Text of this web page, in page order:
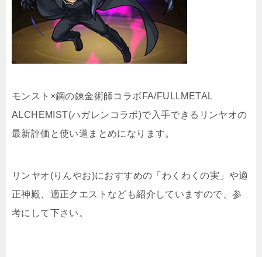
モンスト×鋼の錬金術師コラボFA/FULLMETAL
ALCHEMIST(ハガレンコラボ)で入手できるリンヤオの
最新評価と使い道まとめになります。
リンヤオ(りんやお)におすすめの「わくわくの実」や適
正神殿、適正クエストなども紹介していますので、参
考にして下さい。